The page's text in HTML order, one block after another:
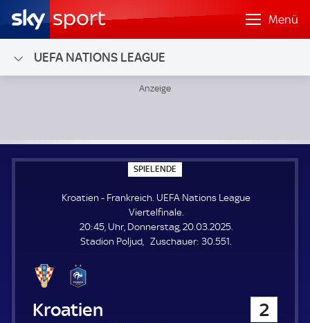
Menü
UEFA NATIONS LEAGUE
SPIELENDE
P
E
E
N
E
Kroatien - Frankreich. UEFA Nations League
Viertelfinale.
20:45, Uhr, Donnerstag, 20.03.2025.
Stadion Poljud
Zuschauer: Z
30.551.
Kroatien 2